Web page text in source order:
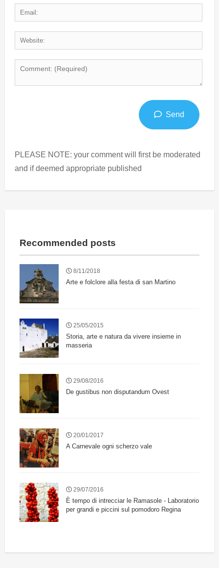
Send
PLEASE NOTE: your comment will first be moderated
and if deemed appropriate published
Recommended posts
8/11/2018
Arte e folclore alla festa di san Martino
25/05/2015
Storia, arte e natura da vivere insieme in
masseria
29/08/2016
De gustibus non disputandum Ovest
20/01/2017
A Carnevale ogni scherzo vale
29/07/2016
È tempo di intrecciar le Ramasole - Laboratorio
per grandi e piccini sul pomodoro Regina